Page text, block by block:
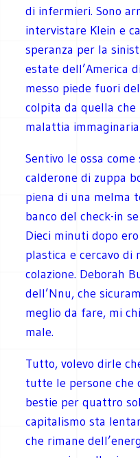
di infermieri. Sono
intervistare Klein e
speranza per la
estate dell’America
messo piede fuori
colpita da quella che
malattia
Sentivo le ossa
calderone di zuppa
piena di una melma
banco del check-in
Dieci minuti dopo
plastica e cercavo di
colazione. Deborah
dell’Nnu, che
meglio da fare, mi
male.
Tutto, volevo dirle
tutte le persone che
bestie per quattro
capitalismo sta
che rimane